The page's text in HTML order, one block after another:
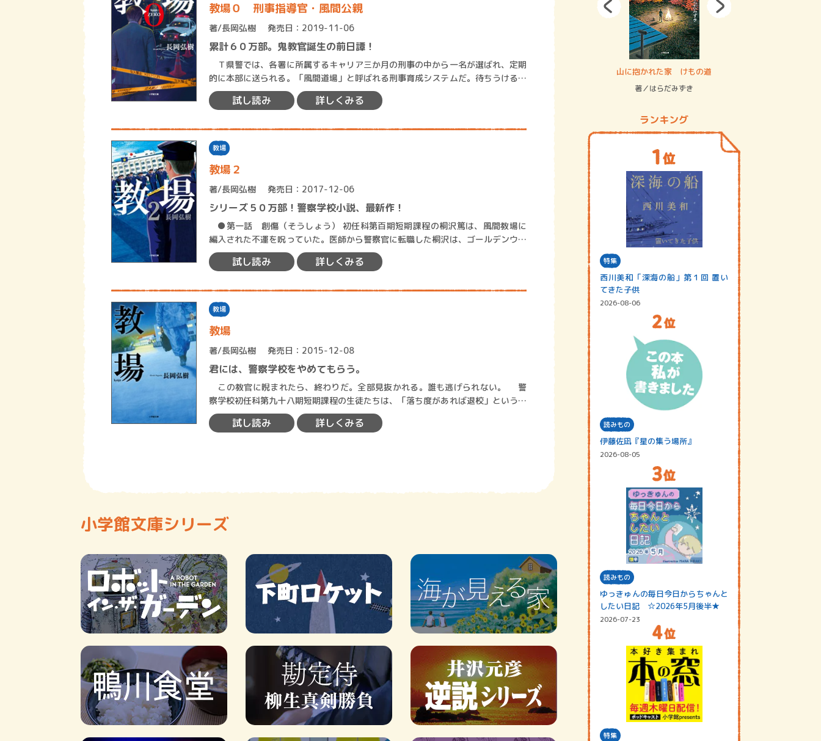
教場０ 刑事指導官・風間公親
著/長岡弘樹 発売日：2019-11-06
累計６０万部。鬼教官誕生の前日譚！
Ｔ県警では、各署に所属するキャリア三か月の刑事の中から一名が選ばれ、定期
的に本部に送られる。「風間道場」と呼ばれる刑事育成システムだ。待ちうけるの
は指導官・風間公親によるマンツーマン指…
試し読み 詳しくみる
教場
教場２
著/長岡弘樹 発売日：2017-12-06
シリーズ５０万部！警察学校小説、最新作！
●第一話 創傷（そうしょう） 初任科第百期短期課程の桐沢篤は、風間教場に
編入された不運を呪っていた。医師から警察官に転職した桐沢は、ゴールデンウイ
ーク明けに最初の洗礼を受ける。 ●…
試し読み 詳しくみる
教場
教場
著/長岡弘樹 発売日：2015-12-08
君には、警察学校をやめてもらう。
この教官に睨まれたら、終わりだ。全部見抜かれる。誰も逃げられない。 警
察学校初任科第九十八期短期課程の生徒たちは、「落ち度があれば退校」という極
限状態の中、異色の教官・風間公親に導…
試し読み 詳しくみる
小学館文庫シリーズ
ロボット・イン・ザ・システム 山に抱かれた家 けもの道
著／はらだみずき
ランキング
特集
西川美和「深海の船」第１回 置い
てきた子供
2026-08-06
読みもの
伊藤佐凪『星の集う場所』
2026-08-05
読みもの
ゆっきゅんの毎日今日からちゃんと
したい日記 ☆2026年5月後半★
2026-07-23
特集